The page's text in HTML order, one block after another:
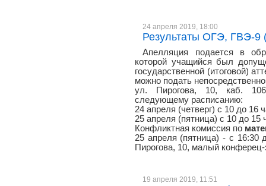
24 апреля 2019, 18:00
Результаты ОГЭ, ГВЭ-9
Апелляция подается в
которой учащийся был
государственной (итоговой)
можно подать
ул. Пирогова, 10, каб.
следующему расписанию:
24 апреля (четверг) с 10 до 16
25 апреля (пятница) с 10 до 15
Конфликтная комиссия по
25 апреля (пятница) - с
Пирогова, 10, малый
19 апреля 2019, 11:51